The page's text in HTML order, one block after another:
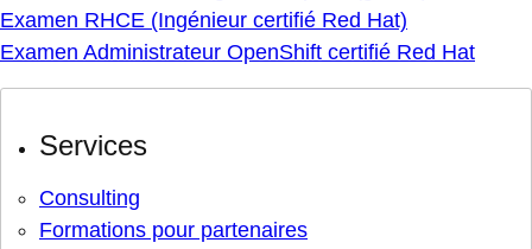
Examen RHCE (Ingénieur certifié Red Hat)
Examen Administrateur OpenShift certifié Red Hat
Services
Consulting
Formations pour partenaires